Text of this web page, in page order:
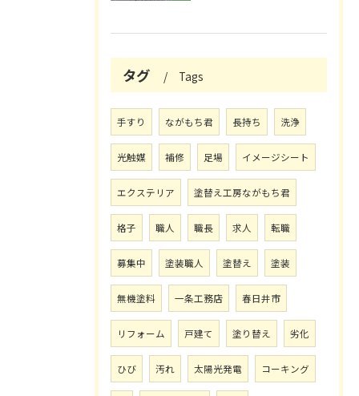
タグ Tags
手すり ながもち君 長持ち 洗浄
光触媒 補修 足場 イメージシート
エクステリア 塗替え工房ながもち君
格子 職人 職長 求人 転職
募集中 塗装職人 塗替え 塗装
無機塗料 一条工務店 春日井市
リフォーム 戸建て 塗り替え 劣化
ひび 汚れ 太陽光発電 コーキング